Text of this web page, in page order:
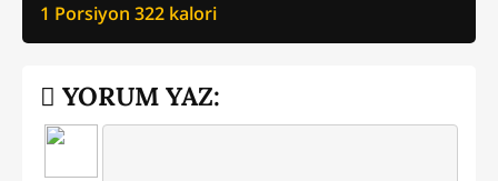
1 Porsiyon 322 kalori
YORUM YAZ: